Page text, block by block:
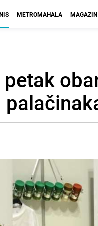
METROMAHALA MAGAZIN